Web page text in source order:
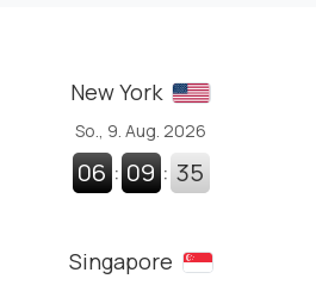
New York
So., 9. Aug. 2026
06 : 09 : 36
Singapore